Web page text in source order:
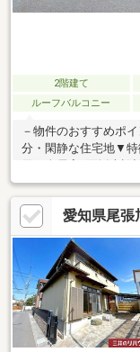
2階建て
ルーフバルコニー
－物件のおすすめポ
分・閑静な住宅地▼特
用・全居室2面採光設
対面式キッチン・小
室は多用途に活用可
種による)▼設備・太
ー瀬戸西店 徒歩9分(
希望の住まい探し
細・ご相談はお気軽
愛知県尾張